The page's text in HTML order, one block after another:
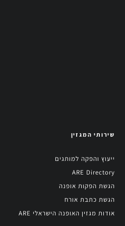
שירותי המגזין
ייעוץ והפקה למותגים
ARE Directory
הגשת הפקות אופנה
הגשת כתבת אורח
אודות מגזין האופנה הישראלי ARE